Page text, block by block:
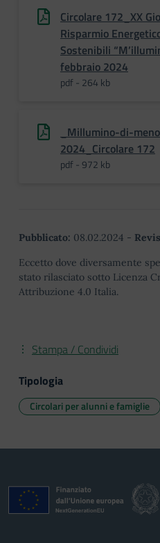
Circolare 172_XX
Risparmio
Sostenibili
febbraio 2024
pdf - 264 kb
_Millumino-di-
2024_Circolare 172
pdf - 972 kb
Pubblicato: 08.02.2024 -
Eccetto dove diversamente
stato rilasciato sotto Licenza
Attribuzione 4.0 Italia.
Stampa / Condividi
Tipologia
Circolari per alunni e famiglie